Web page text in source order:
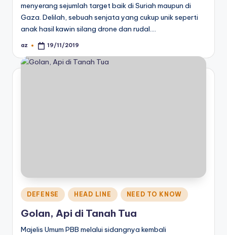
menyerang sejumlah target baik di Suriah maupun di
Gaza. Delilah, sebuah senjata yang cukup unik seperti
anak hasil kawin silang drone dan rudal.…
Posted
az 19/11/2019
Posted
in
DEFENSE HEAD LINE NEED TO KNOW
Golan, Api di Tanah Tua
Majelis Umum PBB melalui sidangnya kembali